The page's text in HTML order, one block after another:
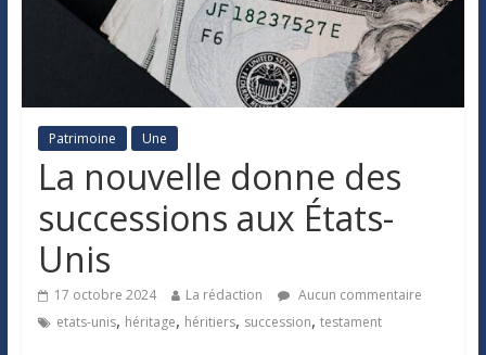
Patrimoine Une
La nouvelle donne des
successions aux États-
Unis
17 octobre 2024 La rédaction
Aucun commentaire
etats-unis, héritage, héritiers, succession, testament